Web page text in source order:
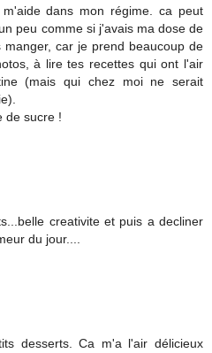
dans mon régime. ca peut
peu comme si j'avais ma dose de
manger, car je prend beaucoup de
à lire tes recettes qui ont l'air
(mais qui chez moi ne serait
de sucre !
creativite et puis a decliner
du jour....
desserts. Ca m'a l'air délicieux